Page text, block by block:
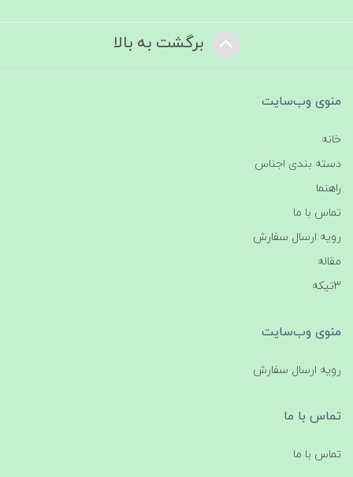
برگشت به بالا
منوی وب‌سایت
خانه
دسته بندی اجناس
راهنما
تماس با ما
رویه ارسال سفارش
مقاله
3تیکه
منوی وب‌سایت
رویه ارسال سفارش
تماس با ما
تماس با ما